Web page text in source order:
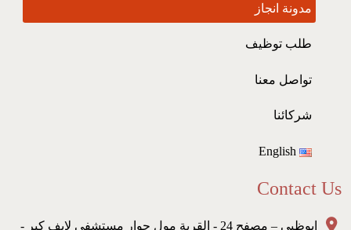
مدونة انجاز
طلب توظيف
تواصل معنا
شركائنا
English
Contact Us
ابوظبي – مصفح 24 - القرية مول جوار مستشفى لايف كير -